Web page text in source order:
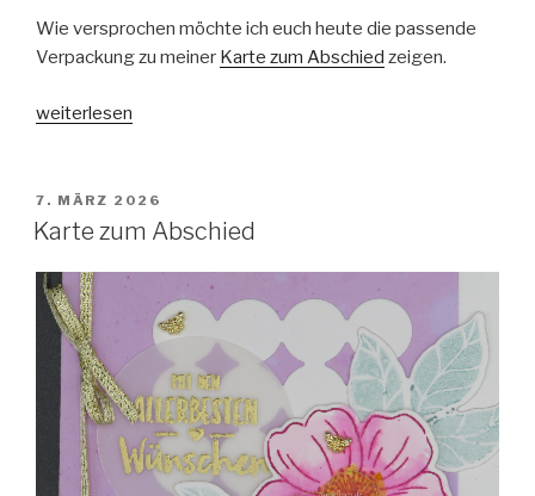
Wie versprochen möchte ich euch heute die passende
Verpackung zu meiner Karte zum Abschied zeigen.
„Verpackung
weiterlesen
VERÖFFENTLICHT
AM
7. MÄRZ 2026
Karte zum Abschied